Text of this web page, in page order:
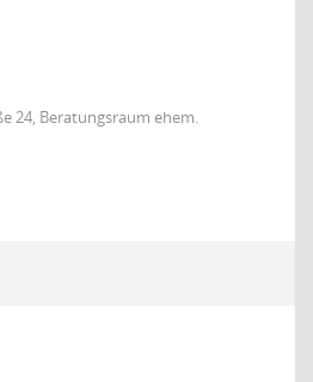
24, Beratungsraum ehem.